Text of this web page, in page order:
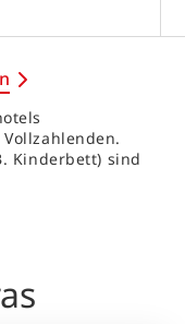
Kinderbett) sind